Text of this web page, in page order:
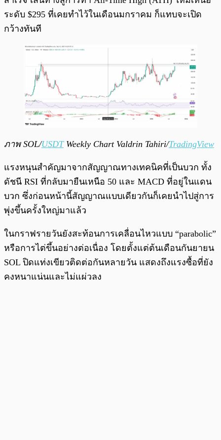
ระดับ $295 ที่เคยทำไว้ในเดือนมกราคม ก็แทบจะเปิด
กว้างทันที
ภาพ SOL/USDTWeekly Chart Valdrin Tahiri/TradingView
แรงหนุนสำคัญมาจากสัญญาณทางเทคนิคที่เป็นบวก ทั้ง
ดัชนี RSI ที่กลับมายืนเหนือ 50 และ MACD ที่อยู่ในแดน
บวก ซึ่งก่อนหน้านี้สัญญาณแบบเดียวกันก็เคยนำไปสู่การ
พุ่งขึ้นครั้งใหญ่มาแล้ว
ในกราฟรายวันยังสะท้อนการเคลื่อนไหวแบบ “parabolic”
หรือการไต่ขึ้นอย่างต่อเนื่อง โดยตั้งแต่ต้นเดือนกันยายน
SOL ปิดแท่งเขียวติดต่อกันหลายวัน แสดงถึงแรงซื้อที่ยัง
คงหนาแน่นและไม่แผ่วลง